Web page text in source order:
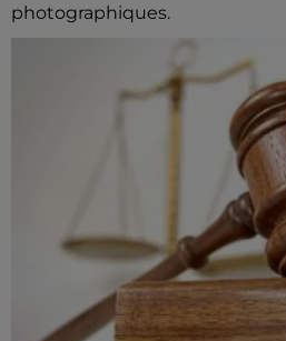
photographiques.